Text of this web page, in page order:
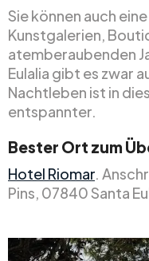
Sie können auch
Kunstgalerien,
atemberaubenden
Eulalia gibt es zwar
Nachtleben ist in
entspannter.
Bester Ort zum
Hotel Riomar.
Pins, 07840 Santa